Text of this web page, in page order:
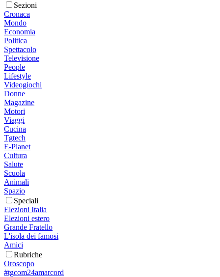
Sezioni
Cronaca
Mondo
Economia
Politica
Spettacolo
Televisione
People
Lifestyle
Videogiochi
Donne
Magazine
Motori
Viaggi
Cucina
Tgtech
E-Planet
Cultura
Salute
Scuola
Animali
Spazio
Speciali
Elezioni Italia
Elezioni estero
Grande Fratello
L'isola dei famosi
Amici
Rubriche
Oroscopo
#tgcom24amarcord